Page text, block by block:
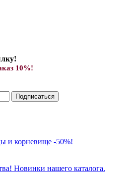
10%!
и корневище -50%!
Новинки нашего каталога.